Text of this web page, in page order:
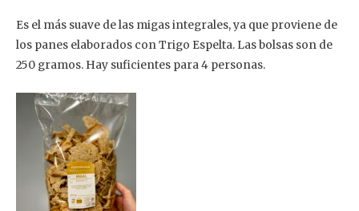
Es el más suave de las migas integrales, ya que proviene de
los panes elaborados con Trigo Espelta. Las bolsas son de
250 gramos. Hay suficientes para 4 personas.